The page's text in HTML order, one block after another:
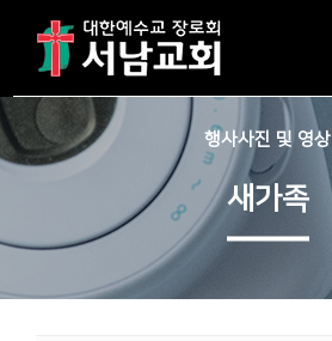
행사사진 및 영상
새가족